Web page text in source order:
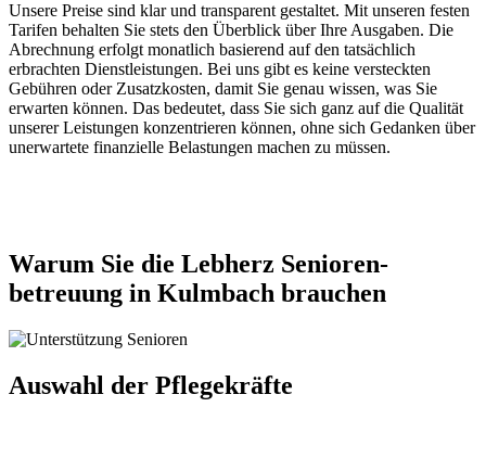
Unsere Preise sind klar und transparent gestaltet. Mit unseren festen
Tarifen behalten Sie stets den Überblick über Ihre Ausgaben. Die
Abrechnung erfolgt monatlich basierend auf den tatsächlich
erbrachten Dienstleistungen. Bei uns gibt es keine versteckten
Gebühren oder Zusatzkosten, damit Sie genau wissen, was Sie
erwarten können. Das bedeutet, dass Sie sich ganz auf die Qualität
unserer Leistungen konzentrieren können, ohne sich Gedanken über
unerwartete finanzielle Belastungen machen zu müssen.
Warum Sie die Lebherz Senioren­
betreuung in Kulmbach brauchen
Auswahl der Pflegekräfte